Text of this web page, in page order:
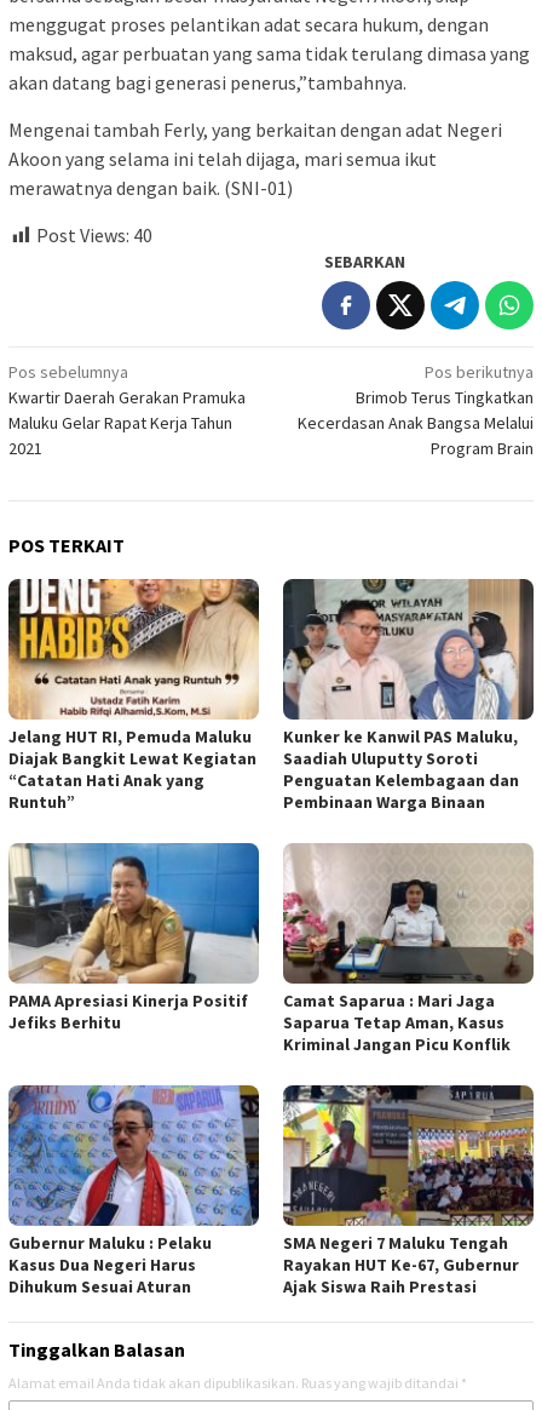
menggugat proses pelantikan adat secara hukum, dengan
maksud, agar perbuatan yang sama tidak terulang dimasa yang
akan datang bagi generasi penerus,”tambahnya.
Mengenai tambah Ferly, yang berkaitan dengan adat Negeri
Akoon yang selama ini telah dijaga, mari semua ikut
merawatnya dengan baik. (SNI-01)
Post Views: 40
SEBARKAN
Navigasi
pos
Pos sebelumnya
Kwartir Daerah Gerakan Pramuka
Maluku Gelar Rapat Kerja Tahun
2021
Pos berikutnya
Brimob Terus Tingkatkan
Kecerdasan Anak Bangsa Melalui
Program Brain
POS TERKAIT
Jelang HUT RI, Pemuda Maluku
Diajak Bangkit Lewat Kegiatan
“Catatan Hati Anak yang
Runtuh”
Kunker ke Kanwil PAS Maluku,
Saadiah Uluputty Soroti
Penguatan Kelembagaan dan
Pembinaan Warga Binaan
PAMA Apresiasi Kinerja Positif
Jefiks Berhitu
Camat Saparua : Mari Jaga
Saparua Tetap Aman, Kasus
Kriminal Jangan Picu Konflik
Gubernur Maluku : Pelaku
Kasus Dua Negeri Harus
Dihukum Sesuai Aturan
SMA Negeri 7 Maluku Tengah
Rayakan HUT Ke-67, Gubernur
Ajak Siswa Raih Prestasi
Tinggalkan Balasan
Alamat email Anda tidak akan dipublikasikan. Ruas yang wajib ditandai *